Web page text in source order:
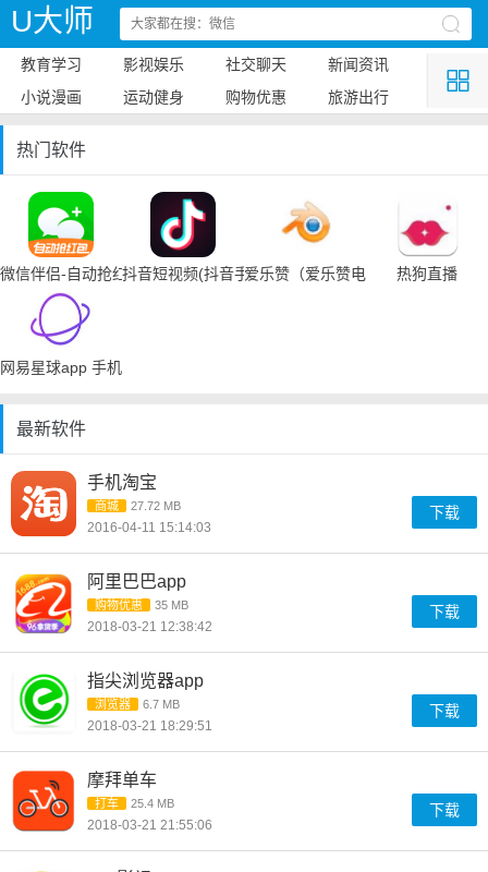
U大师
教育学习 影视娱乐 社交聊天
新闻资讯
小说漫画
运动健身 购物优惠 旅游出行
热门软件
微信伴侣-自动抢红包抖音短视频(抖音手机下载)爱乐赞（爱乐赞电脑手机下载）
热狗直播
网易星球app 手机下载
最新软件
手机淘宝
商城 27.72 MB
2016-04-11 15:14:03
下载
阿里巴巴app
购物优惠 35 MB
2018-03-21 12:38:42
下载
指尖浏览器app
浏览器 6.7 MB
2018-03-21 18:29:51
下载
摩拜单车
打车 25.4 MB
2018-03-21 21:55:06
下载